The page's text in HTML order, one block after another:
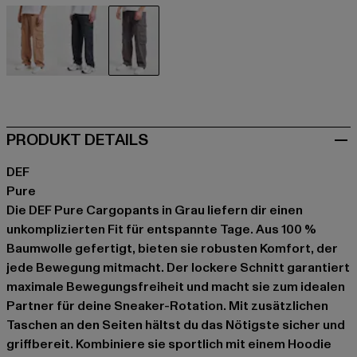
PRODUKT DETAILS
DEF
Pure
Die DEF Pure Cargopants in Grau liefern dir einen
unkomplizierten Fit für entspannte Tage. Aus 100 %
Baumwolle gefertigt, bieten sie robusten Komfort, der
jede Bewegung mitmacht. Der lockere Schnitt garantiert
maximale Bewegungsfreiheit und macht sie zum idealen
Partner für deine Sneaker-Rotation. Mit zusätzlichen
Taschen an den Seiten hältst du das Nötigste sicher und
griffbereit. Kombiniere sie sportlich mit einem Hoodie